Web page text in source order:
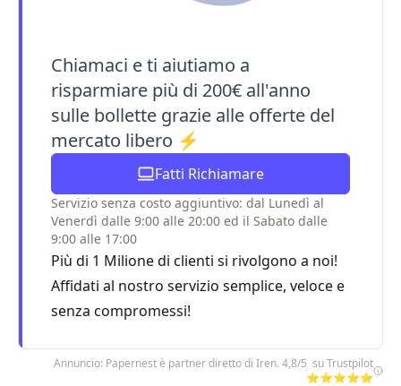
Chiamaci e ti aiutiamo a
risparmiare più di 200€ all'anno
sulle bollette grazie alle offerte del
mercato libero ⚡
Fatti Richiamare
Servizio senza costo aggiuntivo: dal Lunedì al
Venerdì dalle 9:00 alle 20:00 ed il Sabato dalle
9:00 alle 17:00
Più di 1 Milione di clienti si rivolgono a noi!
Affidati al nostro servizio semplice, veloce e
senza compromessi!
Annuncio: Papernest è partner diretto di Iren. 4,8/5 su Trustpilot
⭐⭐⭐⭐⭐